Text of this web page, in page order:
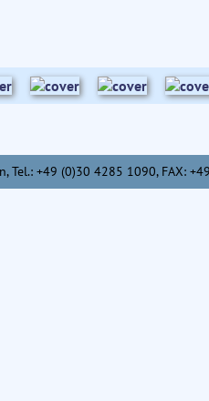
Tel.: +49 (0)30 4285 1090, FAX: